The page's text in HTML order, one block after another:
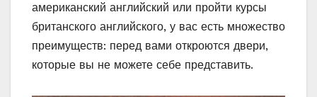
американский английский или пройти курсы
британского английского, у вас есть множество
преимуществ: перед вами откроются двери,
которые вы не можете себе представить.